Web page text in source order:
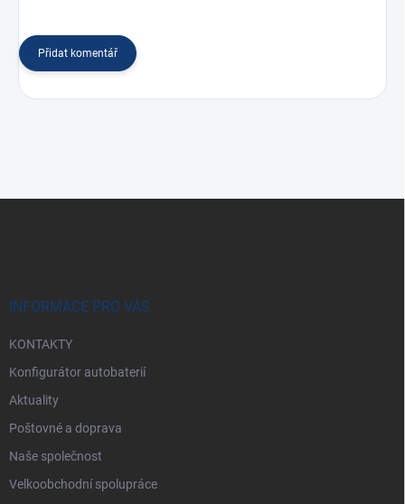
Přidat komentář
INFORMACE PRO VÁS
KONTAKTY
Konfigurátor autobaterií
Aktuality
Poštovné a doprava
Naše společnost
Velkoobchodní spolupráce